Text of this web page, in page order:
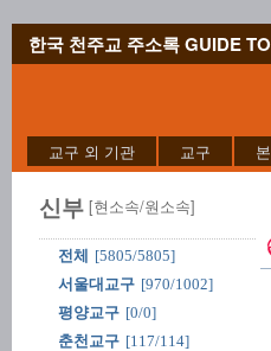
한국 천주교 주소록 GUIDE
교구 외 기관 교구
신부 [현소속/원소속]
전체
[5805/5805]
서울대교구 [970/1002]
평양교구 [0/0]
춘천교구 [117/114]